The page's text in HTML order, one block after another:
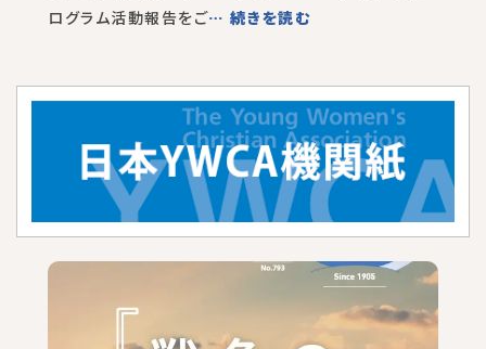
ログラム活動報告をご… 続きを読む